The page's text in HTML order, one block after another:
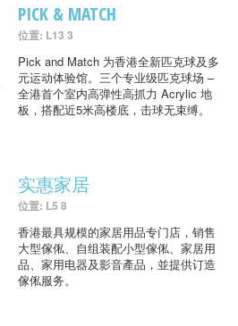
PICK & MATCH
位置: L13 3
Pick and Match 为香港全新匹克球及多
元运动体验馆。三个专业级匹克球场 –
全港首个室内高弹性高抓力 Acrylic 地
板，搭配近5米高楼底，击球无束缚。
实惠家居
位置: L5 8
香港最具规模的家居用品专门店，销售
大型傢俬、自组装配小型傢俬、家居用
品、家用电器及影音產品，並提供订造
傢俬服务。